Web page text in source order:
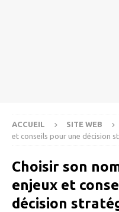
ACCUEIL SITE WEB
et conseils pour une décision
Choisir son
enjeux et
décision